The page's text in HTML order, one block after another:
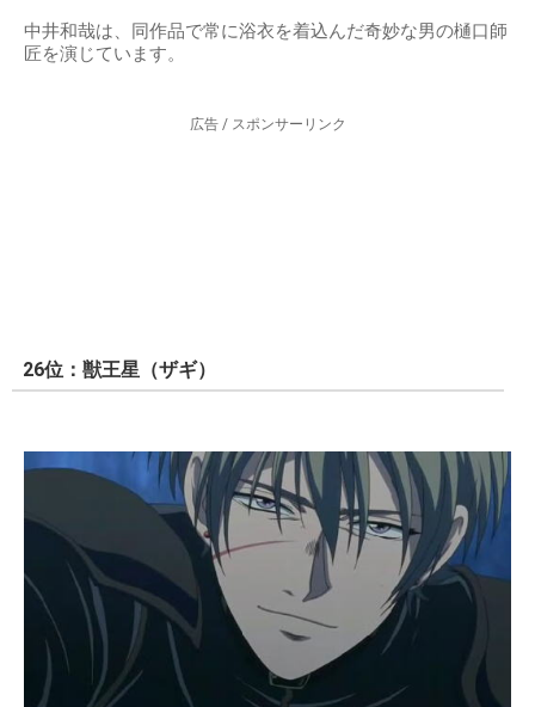
中井和哉は、同作品で常に浴衣を着込んだ奇妙な男の樋口師
匠を演じています。
広告 / スポンサーリンク
26位：獣王星（ザギ）